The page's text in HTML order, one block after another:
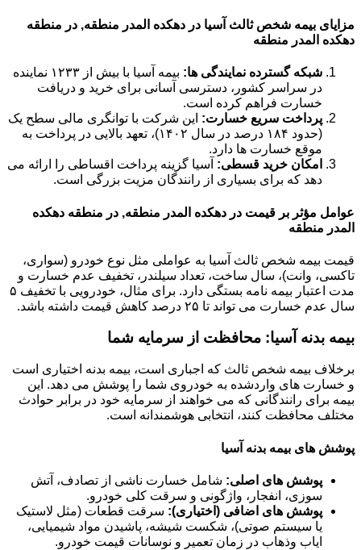
مزایای بیمه شخص ثالث آسیا در دهکده المدر منطقه, در منطقه
دهکده المدر منطقه
شبکه گسترده نمایندگی ها:
بیمه آسیا با بیش از ۱۲۳۳ نماینده
در سراسر کشور، دسترسی آسانی برای خرید و دریافت
خسارت فراهم کرده است.
پرداخت سریع خسارت: این شرکت با توانگری مالی سطح یک
(حدود ۱۸۴ درصد در سال ۱۴۰۲)، تعهد بالایی در پرداخت به
موقع خسارت ها دارد.
امکان خرید قسطی: آسیا گزینه پرداخت اقساطی را ارائه می
دهد که برای بسیاری از رانندگان مزیت بزرگی است.
عوامل مؤثر بر قیمت در دهکده المدر منطقه, در منطقه دهکده
المدر منطقه
قیمت بیمه شخص ثالث آسیا به عواملی مثل نوع خودرو (سواری،
تاکسی، وانت)، سال ساخت، تعداد سیلندر، تخفیف عدم خسارت و
مدت اعتبار بیمه نامه بستگی دارد. برای مثال، خودرویی با تخفیف ۵
سال عدم خسارت می تواند تا ۲۵ درصد کاهش قیمت داشته باشد.
بیمه بدنه آسیا: محافظت از سرمایه شما
برخلاف بیمه شخص ثالث که اجباری است، بیمه بدنه اختیاری است
و خسارت های واردشده به خودروی شما را پوشش می دهد. این
بیمه برای رانندگانی که می خواهند از سرمایه خود در برابر حوادث
مختلف محافظت کنند، انتخابی هوشمندانه است.
پوشش های بیمه بدنه آسیا
پوشش های اصلی: شامل خسارت ناشی از تصادف، آتش
سوزی، انفجار، واژگونی و سرقت کلی خودرو.
پوشش های اضافی (اختیاری): سرقت قطعات (مثل لاستیک
یا سیستم صوتی)، شکست شیشه، پاشیدن مواد شیمیایی،
ایاب وذهاب در زمان تعمیر و نوسانات قیمت خودرو.